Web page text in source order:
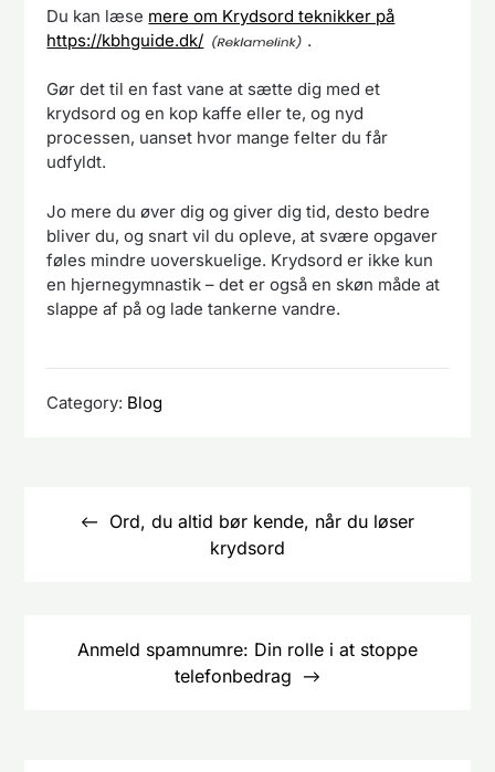
Du kan læse mere om Krydsord teknikker på
https://kbhguide.dk/
.
Gør det til en fast vane at sætte dig med et
krydsord og en kop kaffe eller te, og nyd
processen, uanset hvor mange felter du får
udfyldt.
Jo mere du øver dig og giver dig tid, desto bedre
bliver du, og snart vil du opleve, at svære opgaver
føles mindre uoverskuelige. Krydsord er ikke kun
en hjernegymnastik – det er også en skøn måde at
slappe af på og lade tankerne vandre.
Category: Blog
Ord, du altid bør kende, når du løser
krydsord
Anmeld spamnumre: Din rolle i at stoppe
telefonbedrag